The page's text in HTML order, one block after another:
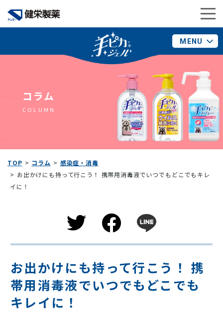
MENU
コラム
COLUMN
TOP コラム
感染症・消毒
お出かけにも持って行こう！ 携帯用消毒液でいつでもどこでもキレ
イに！
お出かけにも持って行こう！ 携
帯用消毒液でいつでもどこでも
キレイに！